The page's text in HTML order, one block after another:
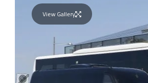
View Gallery